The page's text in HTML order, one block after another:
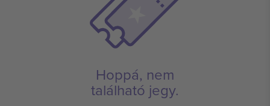
Hoppá, nem
található jegy.